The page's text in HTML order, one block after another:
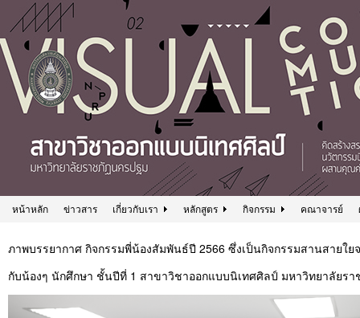
หน้าหลัก ข่าวสาร เกี่ยวกับเรา หลักสูตร กิจกรรม คณาจารย์
ภาพบรรยากาศ กิจกรรมพี่น้องสัมพันธ์ปี 2566 ซึ่งเป็นกิจกรรมสานสายใ
กับน้องๆ นักศึกษา ชั้นปีที่ 1 สาขาวิชาออกแบบนิเทศศิลป์ มหาวิทยาลัยร